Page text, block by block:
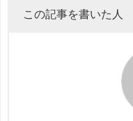
この記事を書いた人